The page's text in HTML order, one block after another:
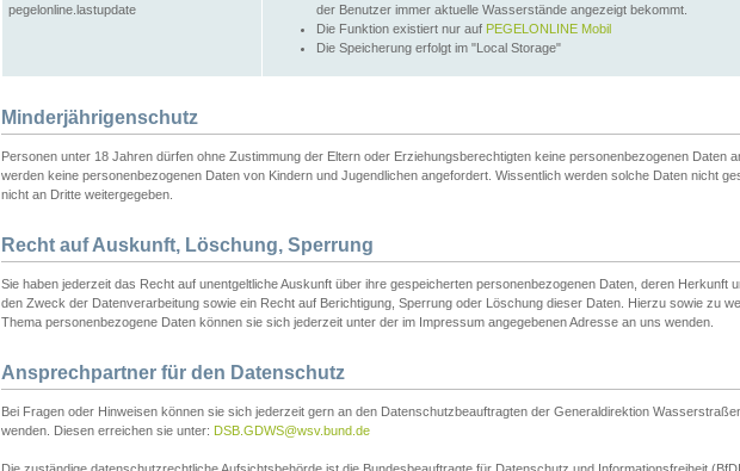
pegelonline.lastupdate
der Benutzer immer aktuelle Wasserstände angezeigt bekommt.
Die Funktion existiert nur auf PEGELONLINE Mobil
Die Speicherung erfolgt im "Local Storage"
Minderjährigenschutz
Personen unter 18 Jahren dürfen ohne Zustimmung der Eltern oder Erziehungsberechtigten keine personenbezogenen Daten
werden keine personenbezogenen Daten von Kindern und Jugendlichen angefordert. Wissentlich werden solche Daten nicht
nicht an Dritte weitergegeben.
Recht auf Auskunft, Löschung, Sperrung
Sie haben jederzeit das Recht auf unentgeltliche Auskunft über ihre gespeicherten personenbezogenen Daten, deren Herkunft
den Zweck der Datenverarbeitung sowie ein Recht auf Berichtigung, Sperrung oder Löschung dieser Daten. Hierzu sowie zu
Thema personenbezogene Daten können sie sich jederzeit unter der im Impressum angegebenen Adresse an uns wenden.
Ansprechpartner für den Datenschutz
Bei Fragen oder Hinweisen können sie sich jederzeit gern an den Datenschutzbeauftragten der Generaldirektion
wenden. Diesen erreichen sie unter: DSB.GDWS@wsv.bund.de